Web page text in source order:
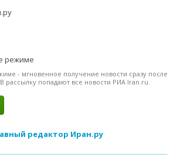
режиме
- мгновенное получение новости сразу после
рассылку попадают все новости РИА Iran.ru.
редактор Иран.ру